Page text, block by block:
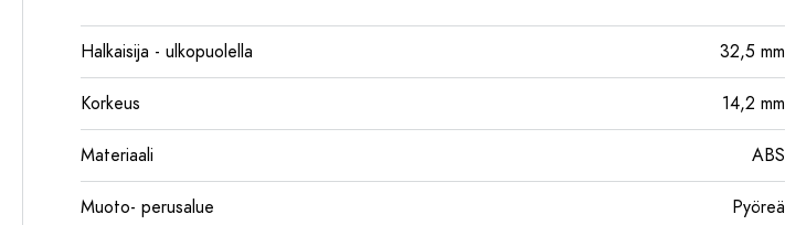
Halkaisija - ulkopuolella 32,5 mm
Korkeus 14,2 mm
Materiaali ABS
Muoto- perusalue Pyöreä